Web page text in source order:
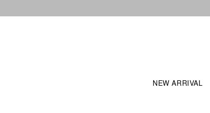
NEW ARRIVAL